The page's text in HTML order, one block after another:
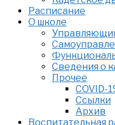
Расписание
О школе
Сведения о
Прочее
COVID-
Ссылки
Архив
Воспитательная